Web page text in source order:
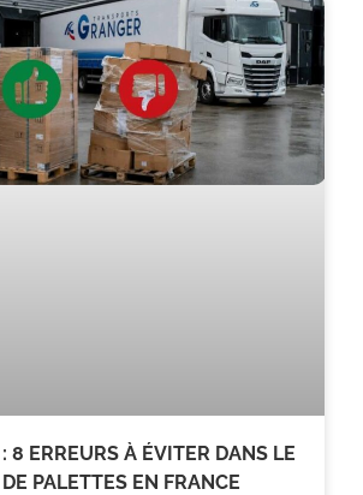
8 ERREURS À ÉVITER DANS LE
PALETTES EN FRANCE